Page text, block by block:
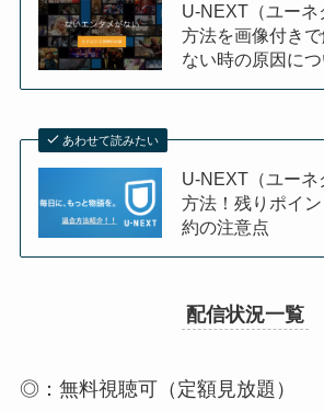
U-NEXT（ユー
方法を画像付き
ない時の原因に
あわせて読みたい
U-NEXT（ユーネ
方法！残りポイ
約の注意点
配信状況一覧
◎：無料視聴可（定額見放題）